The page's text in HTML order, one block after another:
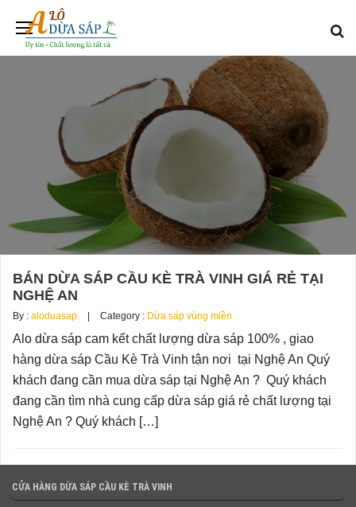
BÁN DỪA SÁP CẦU KÈ TRÀ VINH GIÁ RẺ TẠI
NGHỆ AN
By : aloduasap Category : Dừa sáp vùng miền
Alo dừa sáp cam kết chất lượng dừa sáp 100% , giao
hàng dừa sáp Cầu Kè Trà Vinh tận nơi tại Nghệ An Quý
khách đang cần mua dừa sáp tại Nghệ An ? Quý khách
đang cần tìm nhà cung cấp dừa sáp giá rẻ chất lượng tại
Nghệ An ? Quý khách […]
CỬA HÀNG DỪA SÁP CẦU KÈ TRÀ VINH